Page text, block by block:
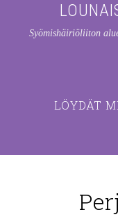
Syömishäiriöliiton
LÖYDÄT